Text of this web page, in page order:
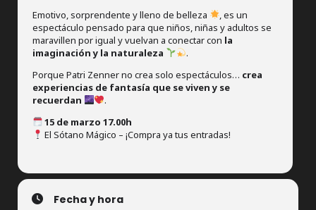
Emotivo, sorprendente y lleno de belleza
, es un
espectáculo pensado para que niños, niñas y adultos se
maravillen por igual y vuelvan a conectar con la
imaginación y la naturaleza
.
Porque Patri Zenner no crea solo espectáculos… crea
experiencias de fantasía que se viven y se
recuerdan
.
15 de marzo 17.00h
El Sótano Mágico – ¡Compra ya tus entradas!
Fecha y hora